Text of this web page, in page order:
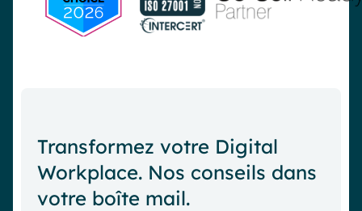
Transformez votre Digital
Workplace. Nos conseils dans
votre boîte mail.